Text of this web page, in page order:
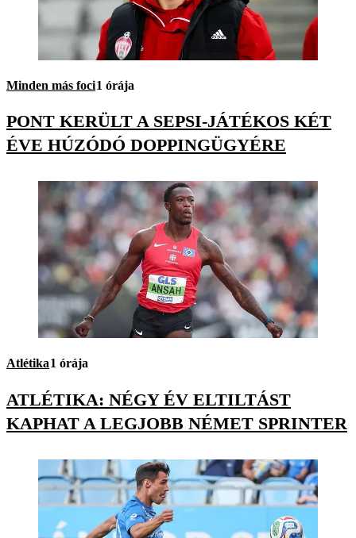
Minden más foci1 órája
PONT KERÜLT A SEPSI-JÁTÉKOS KÉT
ÉVE HÚZÓDÓ DOPPINGÜGYÉRE
Atlétika1 órája
ATLÉTIKA: NÉGY ÉV ELTILTÁST
KAPHAT A LEGJOBB NÉMET SPRINTER